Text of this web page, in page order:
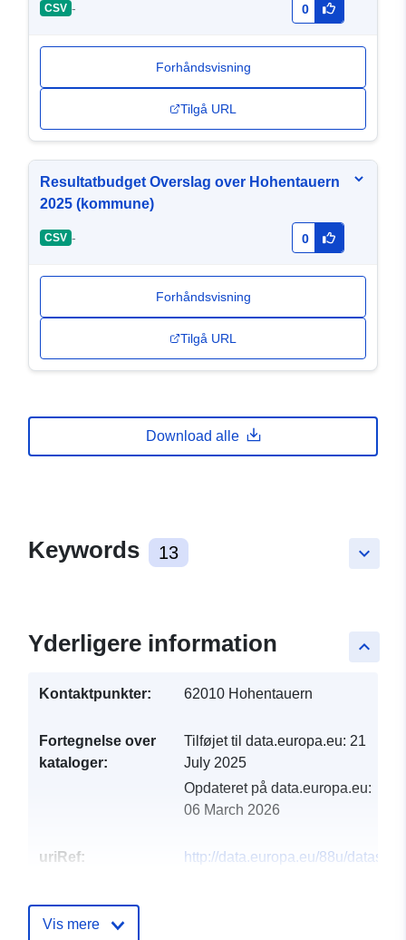
CSV - 0
Forhåndsvisning
Tilgå URL
Resultatbudget Overslag over Hohentauern
2025 (kommune)
CSV - 0
Forhåndsvisning
Tilgå URL
Download alle
keyboard_arrow_down
Keywords 13
keyboard_arrow_up
Yderligere information
Kontaktpunkter: 62010 Hohentauern
Fortegnelse over
kataloger:
Tilføjet til data.europa.eu: 21
July 2025
Opdateret på data.europa.eu:
06 March 2026
uriRef:
http://data.europa.eu/88u/dataset/
Vis mere